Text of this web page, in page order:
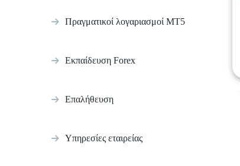
Πραγματικοί λογαριασμοί MT5
Εκπαίδευση Forex
Επαλήθευση
Υπηρεσίες εταιρείας